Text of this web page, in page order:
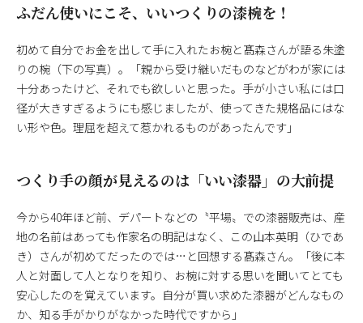
ふだん使いにこそ、いいつくりの漆椀を！
初めて自分でお金を出して手に入れたお椀と髙森さんが語る朱塗
りの椀（下の写真）。「親から受け継いだものなどがわが家には
十分あったけど、それでも欲しいと思った。手が小さい私には口
径が大きすぎるようにも感じましたが、使ってきた規格品にはな
い形や色。理屈を超えて惹かれるものがあったんです」
つくり手の顔が見えるのは「いい漆器」の大前提
今から40年ほど前、デパートなどの〝平場〟での漆器販売は、産
地の名前はあっても作家名の明記はなく、この山本英明（ひであ
き）さんが初めてだったのでは…と回想する髙森さん。「後に本
人と対面して人となりを知り、お椀に対する思いを聞いてとても
安心したのを覚えています。自分が買い求めた漆器がどんなもの
か、知る手がかりがなかった時代ですから」